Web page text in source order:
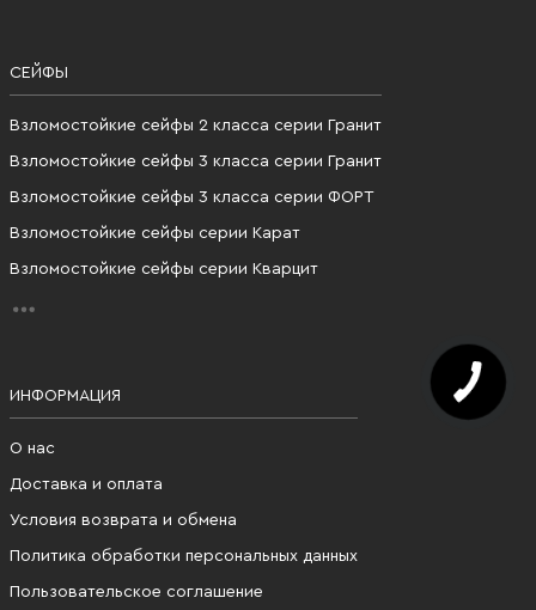
СЕЙФЫ
Взломостойкие сейфы 2 класса серии Гранит
Взломостойкие сейфы 3 класса серии Гранит
Взломостойкие сейфы 3 класса серии ФОРТ
Взломостойкие сейфы серии Карат
Взломостойкие сейфы серии Кварцит
ИНФОРМАЦИЯ
О нас
Доставка и оплата
Условия возврата и обмена
Политика обработки персональных данных
Пользовательское соглашение